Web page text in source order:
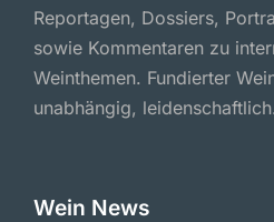
Reportagen, Dossiers,
sowie Kommentaren zu
Weinthemen. Fundierter
unabhängig,
Wein News